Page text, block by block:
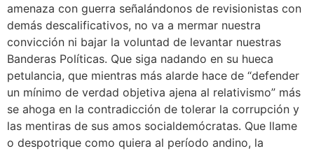
amenaza con guerra señalándonos de revisionistas con
demás descalificativos, no va a mermar nuestra
convicción ni bajar la voluntad de levantar nuestras
Banderas Políticas. Que siga nadando en su hueca
petulancia, que mientras más alarde hace de “defender
un mínimo de verdad objetiva ajena al relativismo” más
se ahoga en la contradicción de tolerar la corrupción y
las mentiras de sus amos socialdemócratas. Que llame
o despotrique como quiera al período andino, la